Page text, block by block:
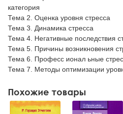
категория
Тема 2. Оценка уровня стресса
Тема 3. Динамика стресса
Тема 4. Негативные последствия
Тема 5. Причины возникновения
Тема 6. Професс ионал ьные
Тема 7. Методы оптимизации
Похожие товары